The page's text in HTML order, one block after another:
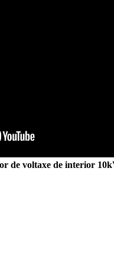
de voltaxe de interior